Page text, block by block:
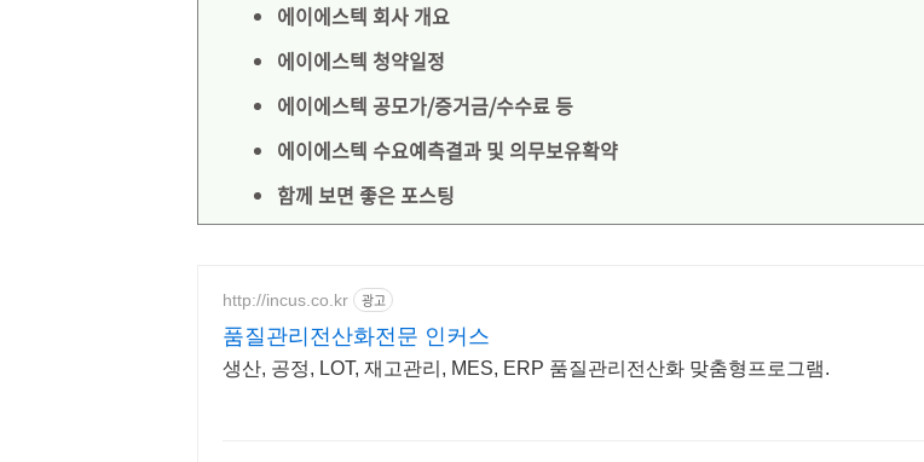
에이에스텍 회사 개요
에이에스텍 청약일정
에이에스텍 공모가/증거금/수수료 등
에이에스텍 수요예측결과 및 의무보유확약
함께 보면 좋은 포스팅
http://incus.co.kr 광고
품질관리전산화전문 인커스
생산, 공정, LOT, 재고관리, MES, ERP 품질관리전산화 맞춤형프로그램.